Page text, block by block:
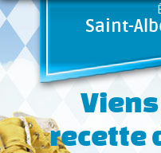
Saint-
recette